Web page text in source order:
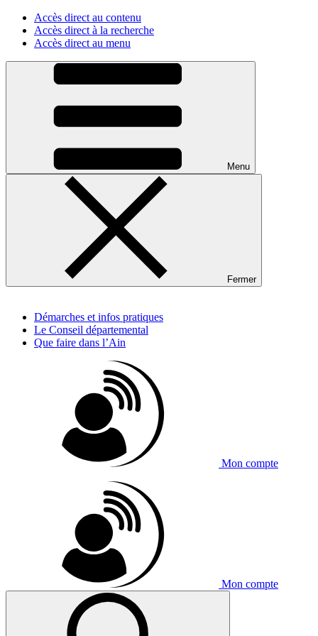
Accès direct au contenu
Accès direct à la recherche
Accès direct au menu
Menu
Fermer
Démarches et infos pratiques
Le Conseil départemental
Que faire dans l’Ain
Mon compte
Mon compte